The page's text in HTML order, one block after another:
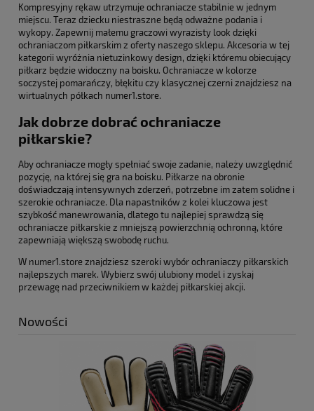
Kompresyjny rękaw utrzymuje ochraniacze stabilnie w jednym
miejscu. Teraz dziecku niestraszne będą odważne podania i
wykopy. Zapewnij małemu graczowi wyrazisty look dzięki
ochraniaczom piłkarskim z oferty naszego sklepu. Akcesoria w tej
kategorii wyróżnia nietuzinkowy design, dzięki któremu obiecujący
piłkarz będzie widoczny na boisku. Ochraniacze w kolorze
soczystej pomarańczy, błękitu czy klasycznej czerni znajdziesz na
wirtualnych półkach numer1.store.
Jak dobrze dobrać ochraniacze
piłkarskie?
Aby ochraniacze mogły spełniać swoje zadanie, należy uwzględnić
pozycję, na której się gra na boisku. Piłkarze na obronie
doświadczają intensywnych zderzeń, potrzebne im zatem solidne i
szerokie ochraniacze. Dla napastników z kolei kluczowa jest
szybkość manewrowania, dlatego tu najlepiej sprawdzą się
ochraniacze piłkarskie z mniejszą powierzchnią ochronną, które
zapewniają większą swobodę ruchu.
W numer1.store znajdziesz szeroki wybór ochraniaczy piłkarskich
najlepszych marek. Wybierz swój ulubiony model i zyskaj
przewagę nad przeciwnikiem w każdej piłkarskiej akcji.
Nowości